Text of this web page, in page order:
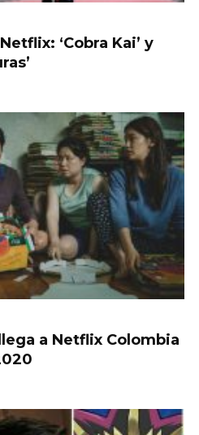
‘Cobra Kai’ y
a Netflix Colombia